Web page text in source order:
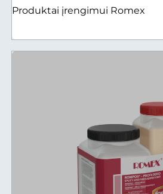
Produktai įrengimui Romex